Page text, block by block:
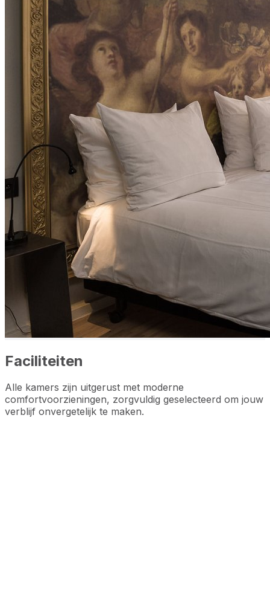
Faciliteiten
Alle kamers zijn uitgerust met moderne
comfortvoorzieningen, zorgvuldig geselecteerd om jouw
verblijf onvergetelijk te maken.